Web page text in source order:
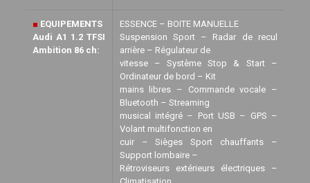
■ EQUIPEMENTS
Audi A1 1.2 TFSI
Ambition 86 ch:
ESSENCE – BOITE MANUELLE
Suspension Sport – Radar de recul
arrière – Régulateur de
vitesse – Système Stop & Start –
Ordinateur de bord – Kit
mains libres – Commande vocale –
Bluetooth – Streaming
musical intégré – Port USB – GPS –
Volant multifonction en
cuir – Sièges Sport chauffants –
Support lombaire –
Rétroviseurs extérieurs électriques –